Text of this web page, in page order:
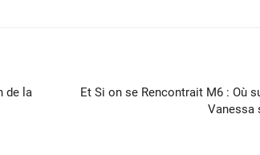
de la
Et Si on se Rencontrait M6 : Où
Vanessa